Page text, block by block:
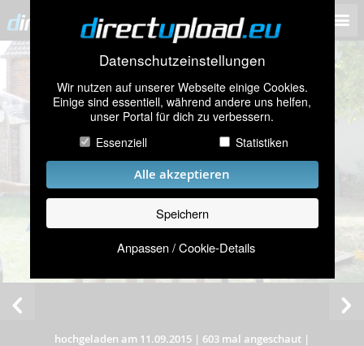
Datenschutzeinstellungen
Wir nutzen auf unserer Webseite einige Cookies.
Einige sind essentiell, während andere uns helfen,
unser Portal für dich zu verbessern.
Essenziell
Statistiken
Alle akzeptieren
Speichern
Anpassen / Cookie-Details
hochgeladen am 11.09.2015 | 603 mal angeschaut |